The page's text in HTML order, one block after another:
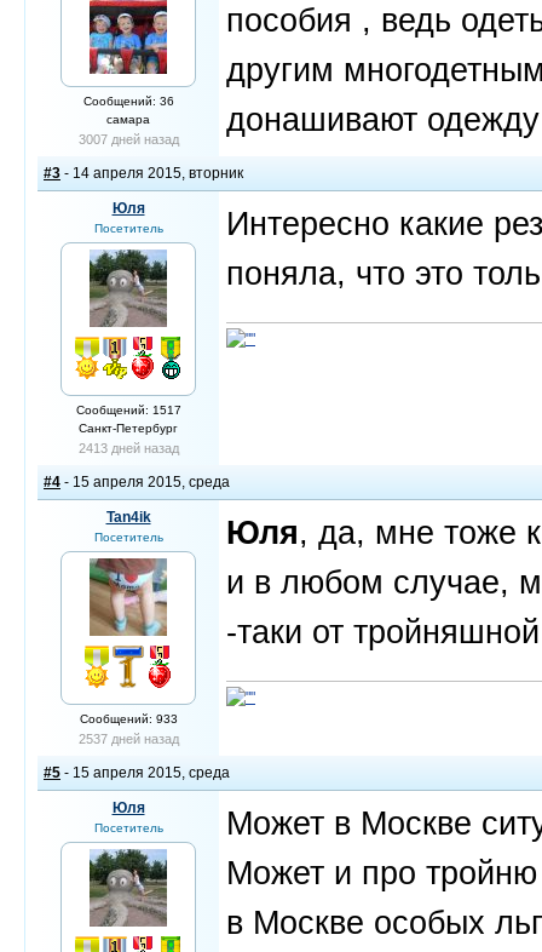
Сообщений: 36
самара
3007 дней назад
пособия , ведь
другим
донашивают
#3 - 14 апреля 2015, вторник
Юля
Посетитель
Сообщений: 1517
Санкт-Петербург
2413 дней назад
Интересно какие
поняла, что это
#4 - 15 апреля 2015, среда
Tan4ik
Посетитель
Сообщений: 933
2537 дней назад
Юля, да, мне тоже
и в любом случае,
-таки от
#5 - 15 апреля 2015, среда
Юля
Посетитель
Может в Москве
Может и про
в Москве особых